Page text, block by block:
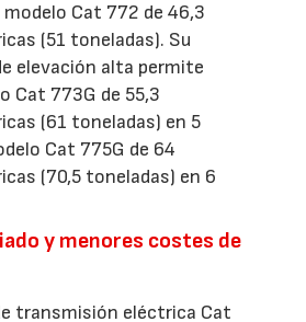
modelo Cat 772 de 46,3
(51 toneladas). Su
elevación alta permite
Cat 773G de 55,3
(61 toneladas) en 5
Cat 775G de 64
(70,5 toneladas) en 6
y menores costes de
transmisión eléctrica Cat